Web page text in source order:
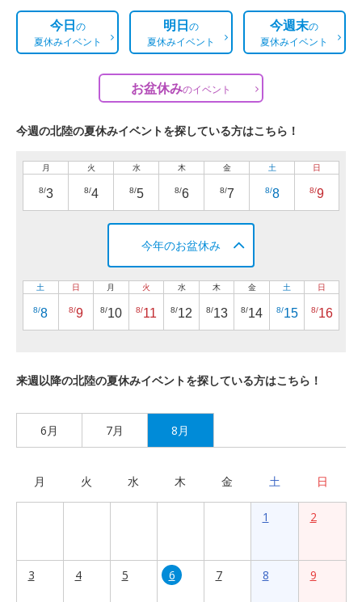
今日の
夏休みイベント
明日の
夏休みイベント
今週末の
夏休みイベント
お盆休みのイベント
今週の北陸の夏休みイベントを探している方はこちら！
月
8/3
火
8/4
水
8/5
木
8/6
金
8/7
土
8/8
日
8/9
今年のお盆休み
土
8/8
日
8/9
月
8/10
火
8/11
水
8/12
木
8/13
金
8/14
土
8/15
日
8/16
来週以降の北陸の夏休みイベントを探している方はこちら！
6月 7月 8月
月 火 水 木 金 土 日
1 2
3 4 5 6 7 8 9